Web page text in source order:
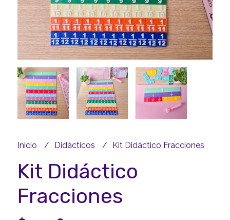
Inicio Didácticos Kit Didáctico Fracciones
Kit Didáctico
Fracciones